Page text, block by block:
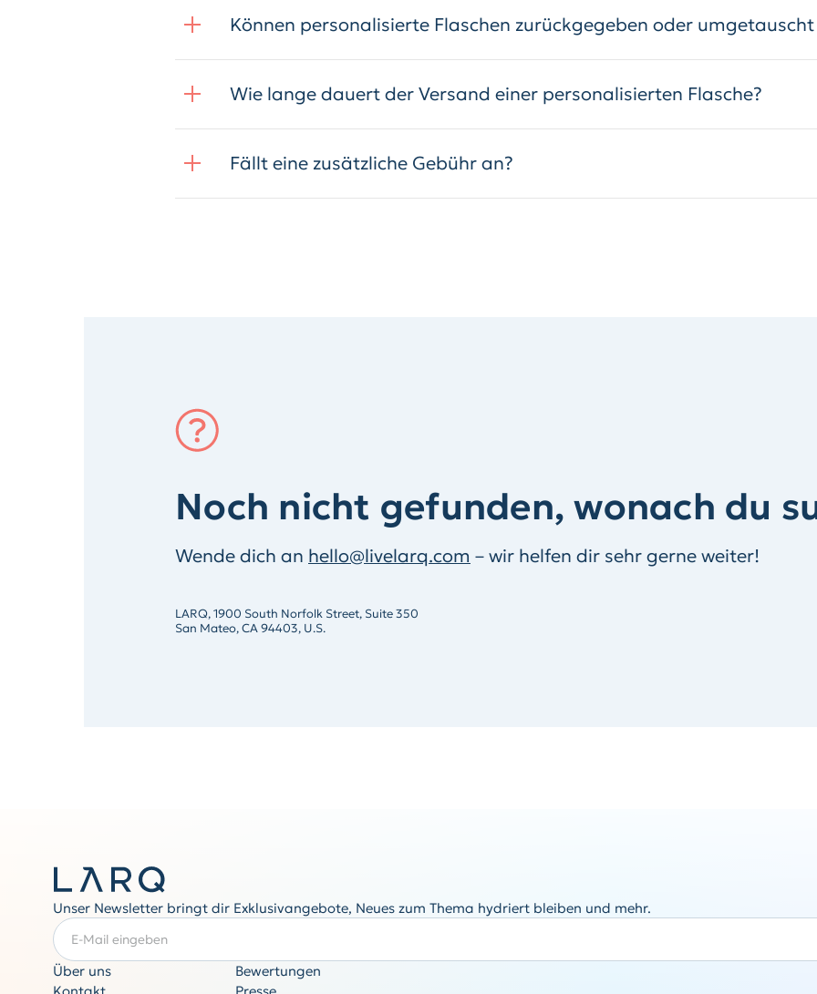
Können personalisierte Flaschen zurückgegeben oder umgetauscht
Wie lange dauert der Versand einer personalisierten Flasche?
Fällt eine zusätzliche Gebühr an?
Noch nicht gefunden, wonach du
Wende dich an hello@livelarq.com – wir helfen dir sehr gerne weiter!
LARQ, 1900 South Norfolk Street, Suite 350
San Mateo, CA 94403, U.S.
Unser Newsletter bringt dir Exklusivangebote, Neues zum Thema hydriert bleiben und mehr.
E-Mail eingeben
Über uns
Bewertungen